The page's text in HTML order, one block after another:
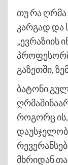
თუ რა ღრმა
კარგად და
„ევრაზიის
გაზეთში,
ბატონი
როგორც
მხრიდან